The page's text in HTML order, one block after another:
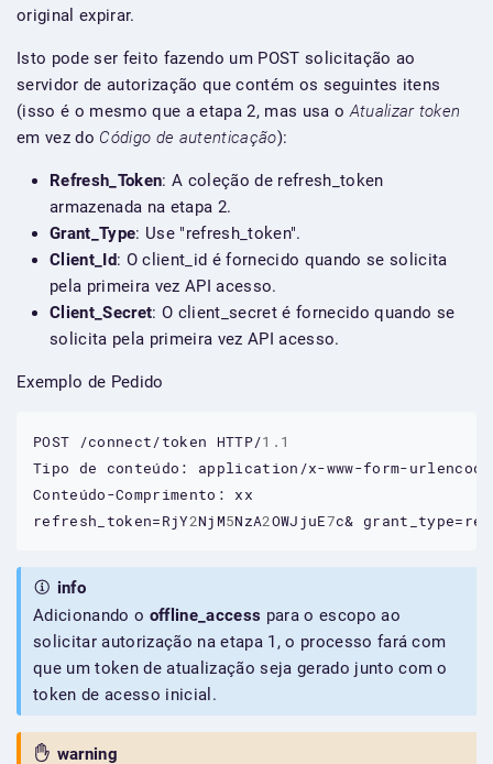
original expirar.
Isto pode ser feito fazendo um POST solicitação ao
servidor de autorização que contém os seguintes itens
(isso é o mesmo que a etapa 2, mas usa oAtualizar token
em vez do Código de autenticação):
Refresh_Token: A coleção de refresh_token
armazenada na etapa 2.
Grant_Type: Use "refresh_token".
Client_Id: O client_id é fornecido quando se solicita
pela primeira vez API acesso.
Client_Secret: O client_secret é fornecido quando se
solicita pela primeira vez API acesso.
Exemplo de Pedido
POST /connect/token HTTP/1.1
Tipo
de conteúdo:
application/x-www-form-
Conteúdo-Comprimento:
xx
refresh_token=RjY2NjM5NzA2OWJjuE7c&
info
Adicionando o offline_access para o escopo ao
solicitar autorização na etapa 1, o processo fará com
que um token de atualização seja gerado junto com o
token de acesso inicial.
warning